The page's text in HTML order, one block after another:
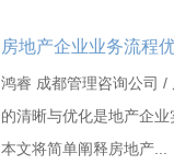
房地产企业业务流程
鸿睿 成都管理咨询公司 /
的清晰与优化是地产企业
本文将简单阐释房地产...